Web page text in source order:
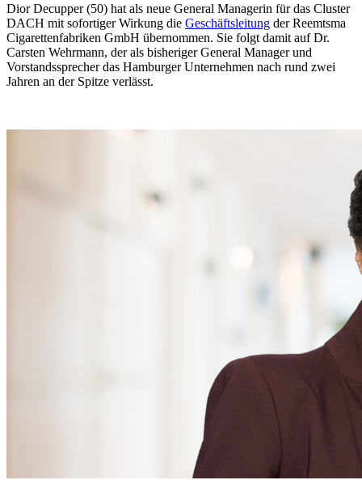
Dior Decupper (50) hat als neue General Managerin für das Cluster
DACH mit sofortiger Wirkung die Geschäftsleitung der Reemtsma
Cigarettenfabriken GmbH übernommen. Sie folgt damit auf Dr.
Carsten Wehrmann, der als bisheriger General Manager und
Vorstandssprecher das Hamburger Unternehmen nach rund zwei
Jahren an der Spitze verlässt.